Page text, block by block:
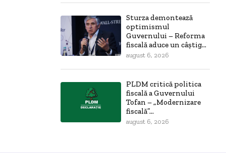
Sturza demontează
optimismul
Guvernului – Reforma
fiscală aduce un câștig...
august 6, 2026
PLDM critică politica
fiscală a Guvernului
Tofan – „Modernizare
fiscală”...
august 6, 2026